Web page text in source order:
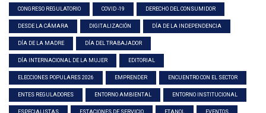
CONGRESO REGULATORIO COVID -19 DERECHO DEL CONSUMIDOR
DESDE LA CÁMARA DIGITALIZACIÓN DÍA DE LA INDEPENDENCIA
DÍA DE LA MADRE DÍA DEL TRABAJADOR
DÍA INTERNACIONAL DE LA MUJER EDITORIAL
ELECCIONES POPULARES 2026 EMPRENDER ENCUENTRO CON EL SECTOR
ENTES REGULADORES ENTORNO AMBIENTAL ENTORNO INSTITUCIONAL